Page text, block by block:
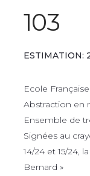
103
ESTIMATION:
Ecole
Abstraction en
Ensemble de
Signées au
14/24 et 15/24,
Bernard »